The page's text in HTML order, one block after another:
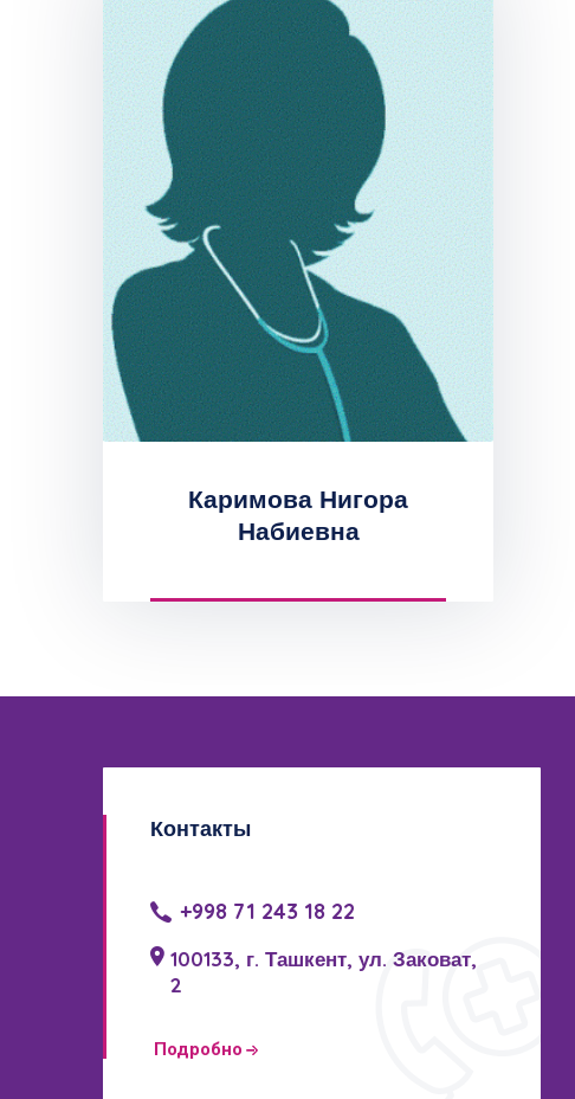
Каримова Нигора
Набиевна
Контакты
+998 71 243 18 22
100133, г. Ташкент, ул. Заковат,
2
Подробно